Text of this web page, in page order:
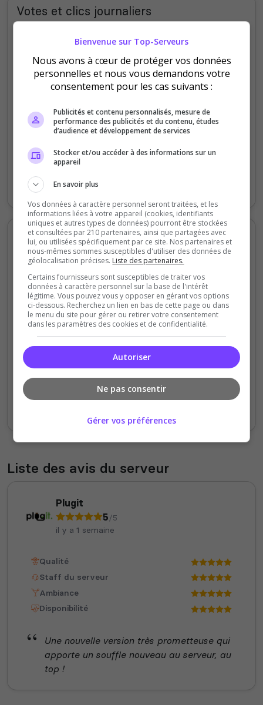
Votes et clics journaliers
0
200
400
Vendredi Samedi
Votes
Votes et clics mensuels
5000
10000
15000
20000
Déc Avr
Liste des avis du serveur
Plugit
5/5
il y a 1 semaine
Qualité
Staff du serveur
Ambiance
Disponibilité
Une nouvelle version très prometteuse qui
apporte un souffle nouveau au serveur, au
top !
Bienvenue sur Top-Serveurs
Nous avons à cœur de protéger vos données
personnelles et nous vous demandons votre
consentement pour les cas suivants :
Publicités et contenu personnalisés, mesure de
performance des publicités et du contenu, études
d’audience et développement de services
Stocker et/ou accéder à des informations sur un
appareil
En savoir plus
Vos données à caractère personnel seront traitées, et les
informations liées à votre appareil (cookies, identifiants
uniques et autres types de données) pourront être stockées
et consultées par 210 partenaires, ainsi que partagées avec
lui, ou utilisées spécifiquement par ce site. Nos partenaires et
nous-mêmes sommes susceptibles d'utiliser des données de
géolocalisation précises. Liste des partenaires.
Certains fournisseurs sont susceptibles de traiter vos
données à caractère personnel sur la base de l'intérêt
légitime. Vous pouvez vous y opposer en gérant vos options
ci-dessous. Recherchez un lien en bas de cette page ou dans
le menu du site pour gérer ou retirer votre consentement
dans les paramètres des cookies et de confidentialité.
Autoriser
Ne pas consentir
Gérer vos préférences